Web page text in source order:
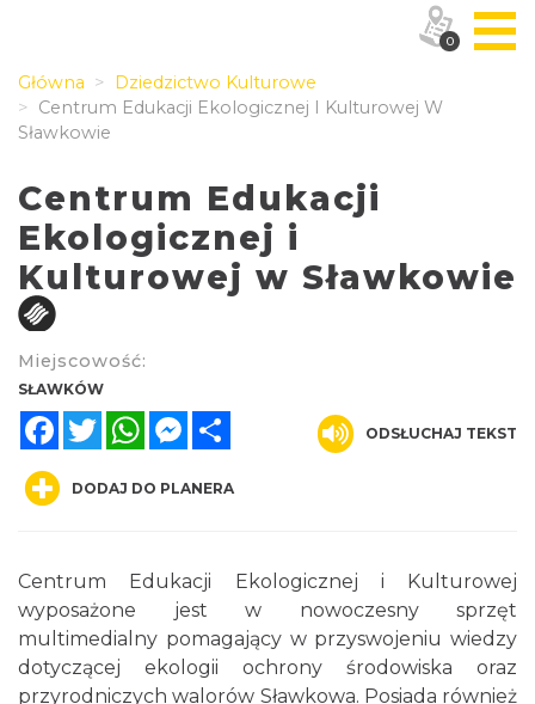
Główna
Dziedzictwo Kulturowe
Centrum Edukacji Ekologicznej I Kulturowej W
Sławkowie
Centrum Edukacji
Ekologicznej i
Kulturowej w Sławkowie
Miejscowość:
SŁAWKÓW
FacebookTwitterWhatsAppMessenger
ODSŁUCHAJ TEKST
DODAJ DO PLANERA
Centrum Edukacji Ekologicznej i Kulturowej
wyposażone jest w nowoczesny sprzęt
multimedialny pomagający w przyswojeniu wiedzy
dotyczącej ekologii ochrony środowiska oraz
przyrodniczych walorów Sławkowa. Posiada również
0